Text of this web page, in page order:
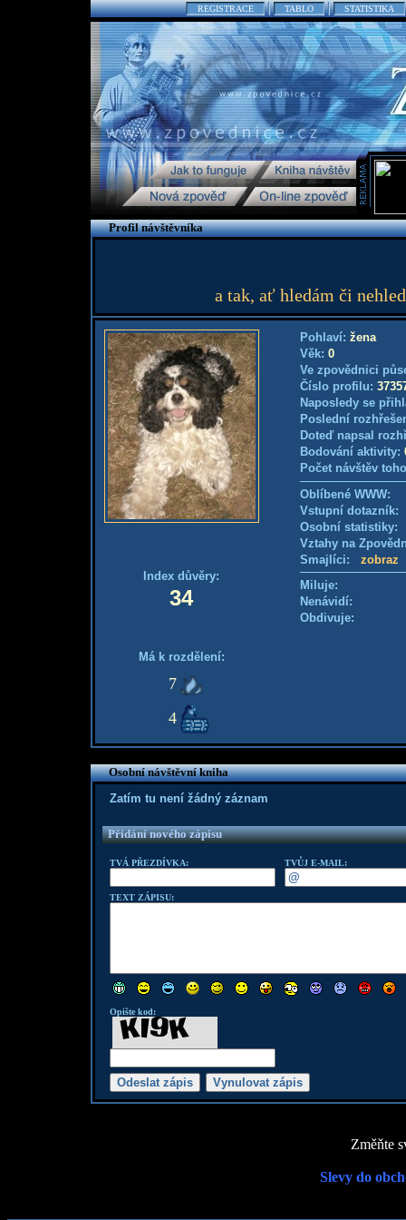
REGISTRACE TABLO STATISTIKA
Profil návštěvníka
a tak, ať hledám či
Index důvěry:
34
Má k rozdělení:
7
4
Pohlaví: žena
Věk: 0
Ve zpovědnici
Číslo profilu:
Naposledy se
Poslední
Doteď napsal
Bodování aktivity:
Počet návštěv
Oblíbené WWW:
Vstupní
Osobní
Vztahy na
Smajlíci: zobraz
Miluje:
Nenávidí:
Obdivuje:
Osobní návštěvní kniha
Zatím tu není žádný záznam
Přidání nového zápisu
TVÁ PŘEZDÍVKA: TVŮJ E-MAIL:
TEXT ZÁPISU:
Opište kod:
Změňte
Slevy do